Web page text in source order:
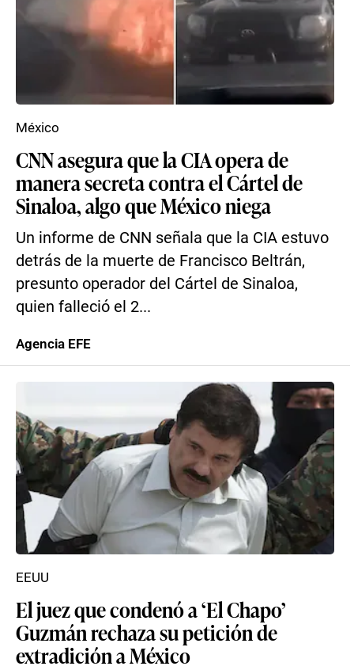
CNN asegura que la CIA opera de
manera secreta contra el Cártel de
Sinaloa, algo que México niega
Un informe de CNN señala que la CIA estuvo
detrás de la muerte de Francisco Beltrán,
presunto operador del Cártel de Sinaloa,
quien falleció el 2...
México
Agencia EFE
El juez que condenó a ‘El Chapo’
Guzmán rechaza su petición de
extradición a México
EEUU